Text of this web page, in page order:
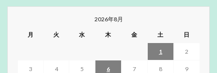
2026年8月
月 火 水 木 金 土 日
1 2
3 4 5 6 7 8 9